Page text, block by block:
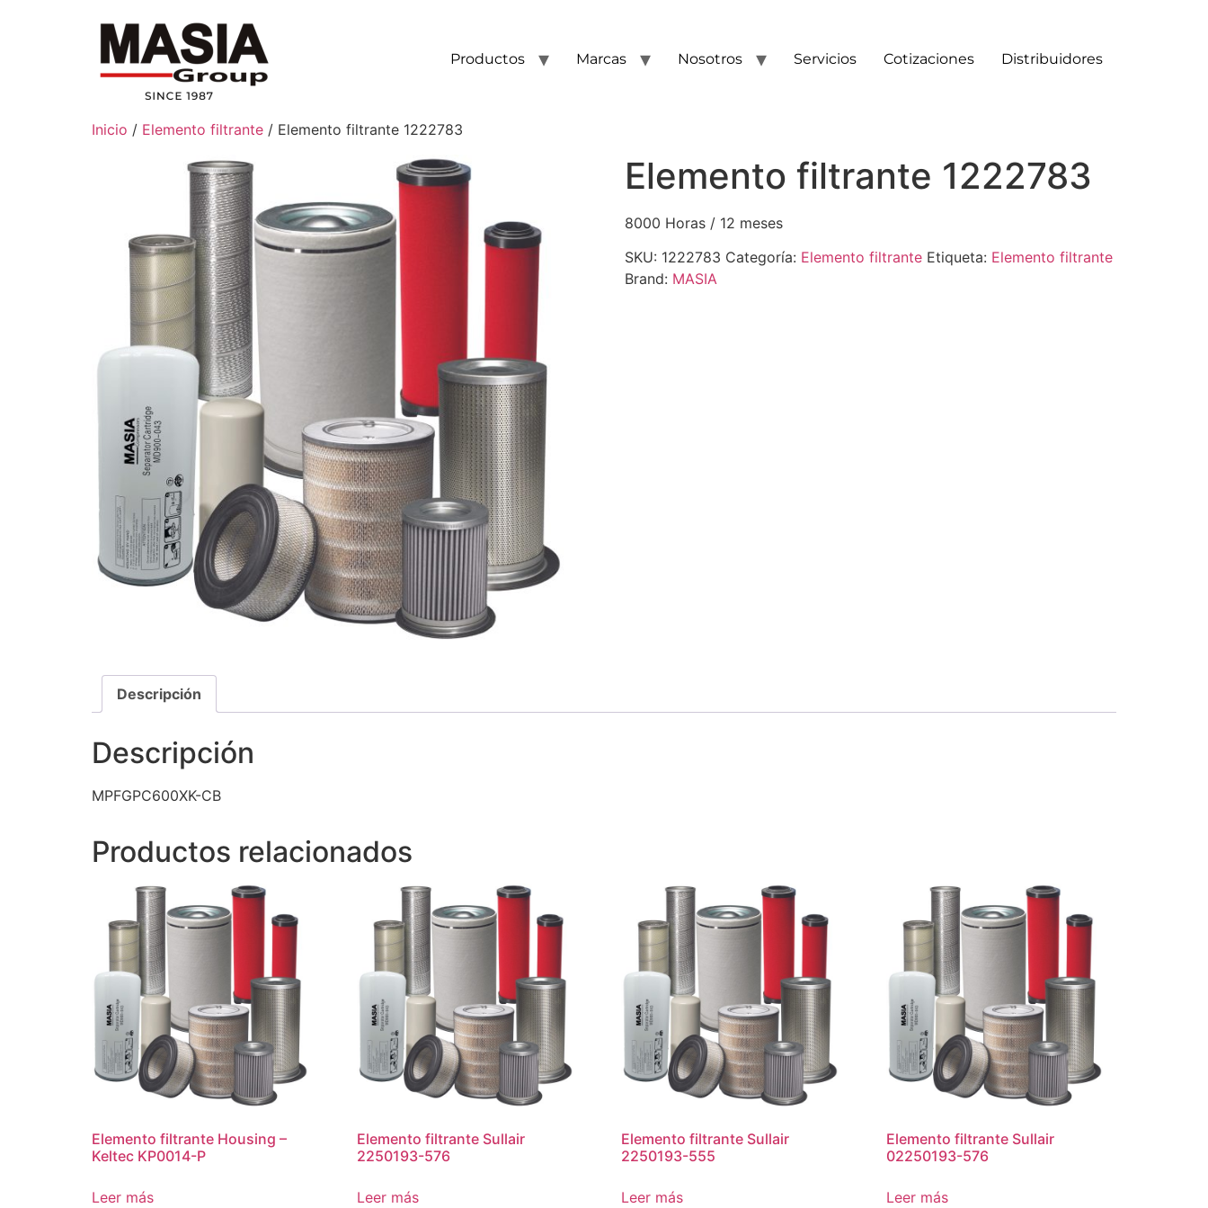
Productos Marcas Nosotros Servicios Cotizaciones Distribuidores
Inicio / Elemento filtrante / Elemento filtrante 1222783
Elemento filtrante 1222783
8000 Horas / 12 meses
SKU: 1222783 Categoría: Elemento filtrante Etiqueta: Elemento filtrante
Brand: MASIA
Descripción
Descripción
MPFGPC600XK-CB
Productos relacionados
Elemento filtrante Housing –
Keltec KP0014-P
Leer más
Elemento filtrante Sullair
2250193-576
Leer más
Elemento filtrante Sullair
2250193-555
Leer más
Elemento filtrante Sullair
02250193-576
Leer más